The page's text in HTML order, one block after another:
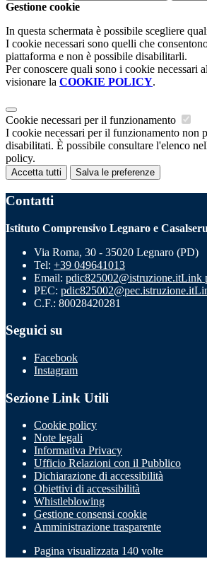
Gestione cookie
In questa schermata è possibile scegliere
I cookie necessari sono quelli che
piattaforma e non è possibile disabilitarli.
Per conoscere quali sono i cookie necessari
visionare la COOKIE POLICY.
Cookie necessari per il funzionamento
I cookie necessari per il funzionamento non
disabilitati. È possibile consultare l'elenco
policy.
Accetta tutti Salva le preferenze
Contatti
Istituto Comprensivo Legnaro e
Via Roma, 30 - 35020 Legnaro (PD)
Tel: +39 049641013
Email: pdic825002@istruzione.itLink
PEC: pdic825002@pec.istruzione.it
C.F.: 80028420281
Seguici su
Facebook
Instagram
Sezione Link Utili
Cookie policy
Note legali
Informativa Privacy
Ufficio Relazioni con il Pubblico
Dichiarazione di accessibilità
Obiettivi di accessibilità
Whistleblowing
Gestione consensi cookie
Amministrazione trasparente
Pagina visualizzata 140 volte